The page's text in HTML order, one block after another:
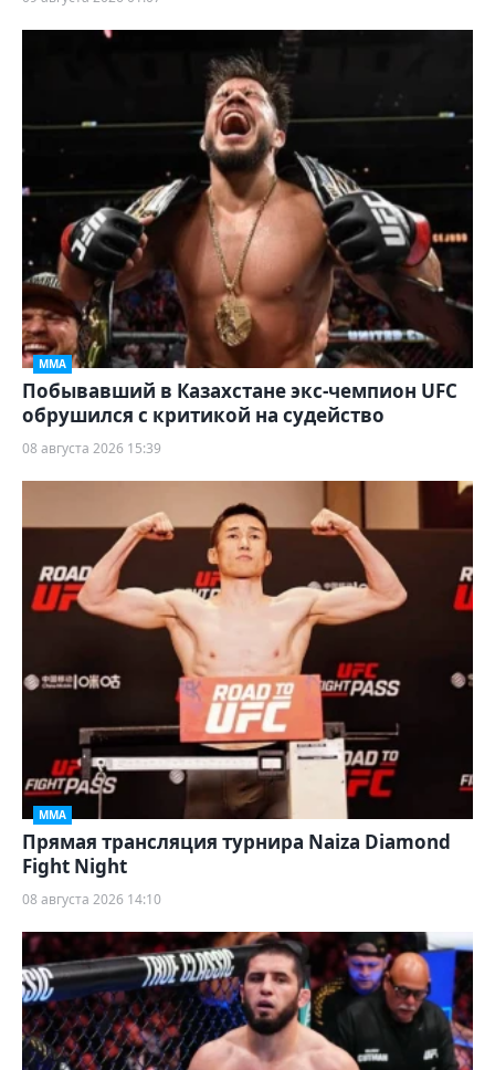
ММА
Побывавший в Казахстане экс-чемпион UFC
обрушился с критикой на судейство
08 августа 2026 15:39
ММА
Прямая трансляция турнира Naiza Diamond
Fight Night
08 августа 2026 14:10